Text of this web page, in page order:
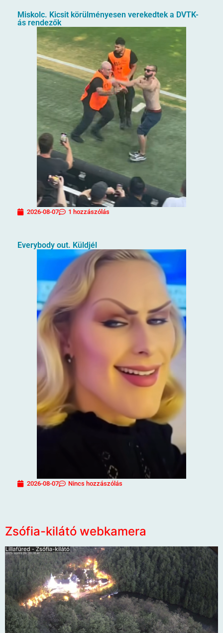
Miskolc. Kicsit körülményesen verekedtek a DVTK-
ás rendezők
2026-08-07 1 hozzászólás
Everybody out. Küldjél
2026-08-07 Nincs hozzászólás
Zsófia-kilátó webkamera